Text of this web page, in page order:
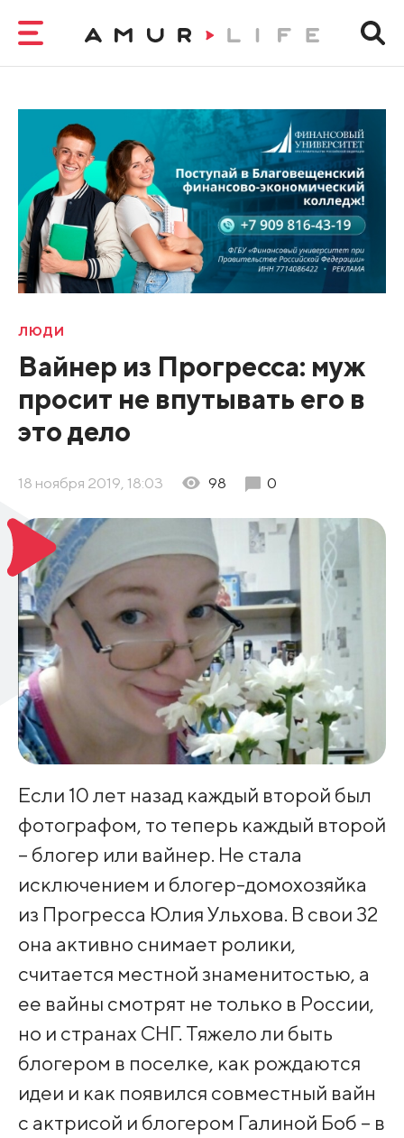
ЛЮДИ
Вайнер из Прогресса: муж
просит не впутывать его в
это дело
18 ноября 2019, 18:03 98 0
Если 10 лет назад каждый второй был
фотографом, то теперь каждый второй
– блогер или вайнер. Не стала
исключением и блогер-домохозяйка
из Прогресса Юлия Ульхова. В свои 32
она активно снимает ролики,
считается местной знаменитостью, а
ее вайны смотрят не только в России,
но и странах СНГ. Тяжело ли быть
блогером в поселке, как рождаются
идеи и как появился совместный вайн
с актрисой и блогером Галиной Боб – в